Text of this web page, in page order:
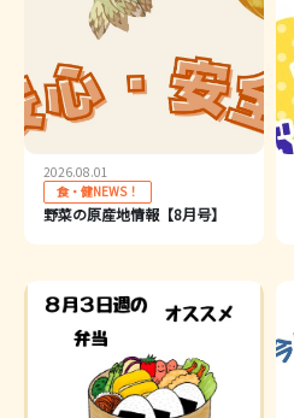
2026.08.01
食・健NEWS！
野菜の原産地情報【8月号】